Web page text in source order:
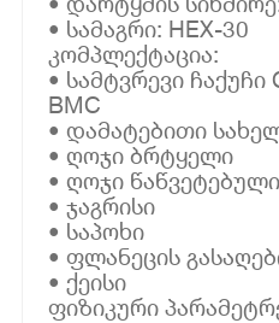
• სამაგრი: HEX-30
კომპლექტაცია:
• სამტვრევი ჩაქუჩი
BMC
• დამატებითი
• ღოჯი ბრტყელი
• ღოჯი წაწვეტებული
• ჯაგრისი
• საპოხი
• ფლანეცის
• ქეისი
ფიზიკური